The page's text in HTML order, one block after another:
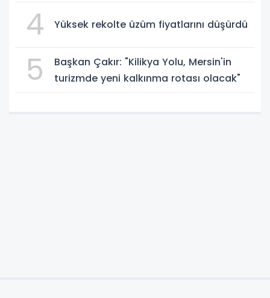
4 Yüksek rekolte üzüm fiyatlarını düşürdü
5
Başkan Çakır: "Kilikya Yolu, Mersin'in
turizmde yeni kalkınma rotası olacak"